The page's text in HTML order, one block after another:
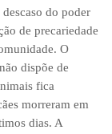
do poder
de precariedade
O
dispõe de
fica
morreram em
dias. A